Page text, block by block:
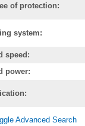
of protection:
system:
speed:
power:
Advanced Search